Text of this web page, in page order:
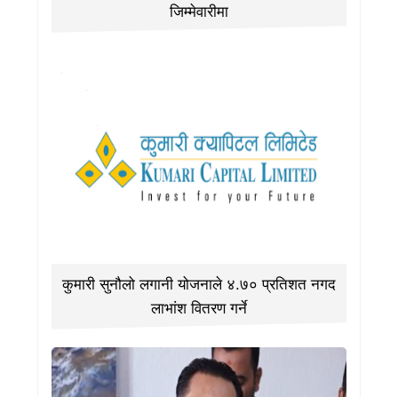
जिम्मेवारीमा
कुमारी सुनौलो लगानी योजनाले ४.७० प्रतिशत नगद
लाभांश वितरण गर्ने